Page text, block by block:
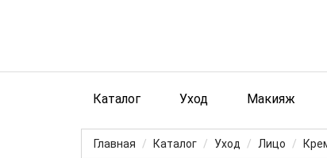
Каталог Уход Макияж
Главная Каталог Уход Лицо